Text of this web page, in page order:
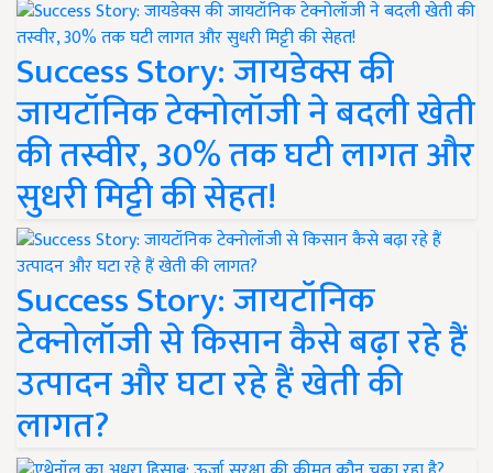
Success Story: जायडेक्स की
जायटॉनिक टेक्नोलॉजी ने बदली खेती
की तस्वीर, 30% तक घटी लागत और
सुधरी मिट्टी की सेहत!
Success Story: जायटॉनिक
टेक्नोलॉजी से किसान कैसे बढ़ा रहे हैं
उत्पादन और घटा रहे हैं खेती की
लागत?